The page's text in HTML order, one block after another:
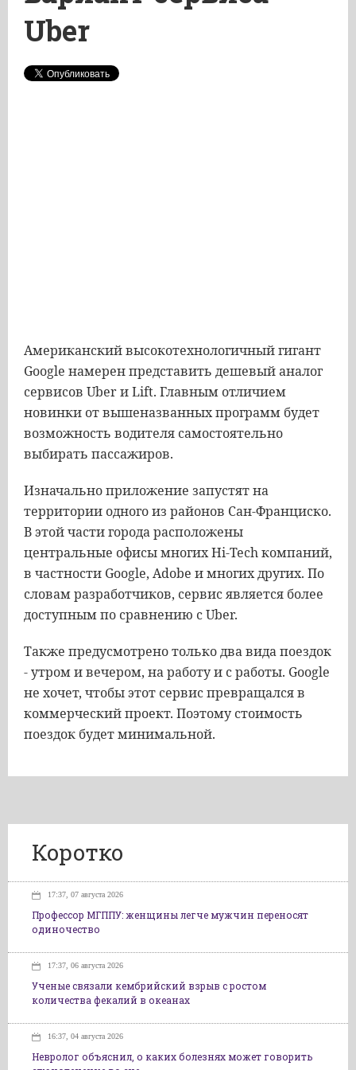
Uber
Американский высокотехнологичный гигант
Google намерен представить дешевый аналог
сервисов Uber и Lift. Главным отличием
новинки от вышеназванных программ будет
возможность водителя самостоятельно
выбирать пассажиров.
Изначально приложение запустят на
территории одного из районов Сан-Франциско.
В этой части города расположены
центральные офисы многих Hi-Tech компаний,
в частности Google, Adobe и многих других. По
словам разработчиков, сервис является более
доступным по сравнению с Uber.
Также предусмотрено только два вида поездок
- утром и вечером, на работу и с работы. Google
не хочет, чтобы этот сервис превращался в
коммерческий проект. Поэтому стоимость
поездок будет минимальной.
Коротко
17:37, 07 августа 2026
Профессор МГППУ: женщины легче мужчин переносят
одиночество
17:37, 06 августа 2026
Ученые связали кембрийский взрыв с ростом
количества фекалий в океанах
16:37, 04 августа 2026
Невролог объяснил, о каких болезнях может говорить